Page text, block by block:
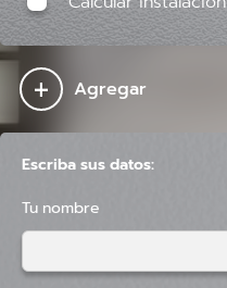
+ Agregar
Escriba sus datos:
Tu nombre